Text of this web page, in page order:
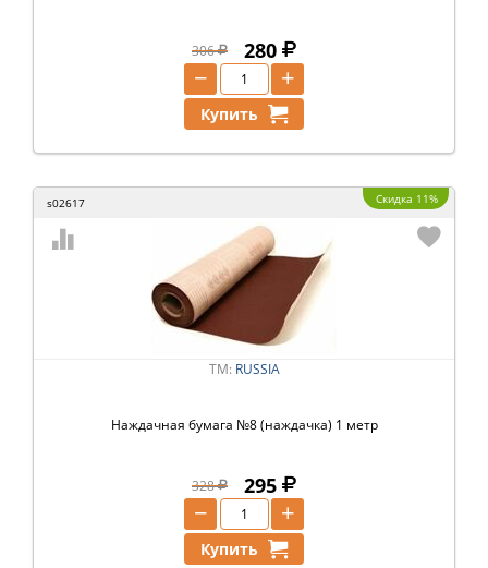
306 280
+
−
Купить
s02617 Скидка 11%
ТМ: RUSSIA
Наждачная бумага №8 (наждачка) 1 метр
328 295
+
−
Купить